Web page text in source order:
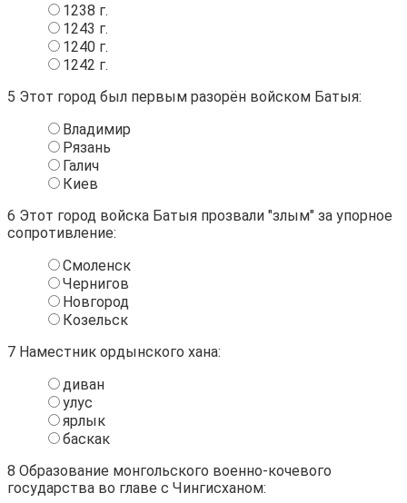
1238 г.
1243 г.
1240 г.
1242 г.
5 Этот город был первым разорён войском Батыя:
Владимир
Рязань
Галич
Киев
6 Этот город войска Батыя прозвали "злым" за упорное
сопротивление:
Смоленск
Чернигов
Новгород
Козельск
7 Наместник ордынского хана:
диван
улус
ярлык
баскак
8 Образование монгольского военно-кочевого
государства во главе с Чингисханом: